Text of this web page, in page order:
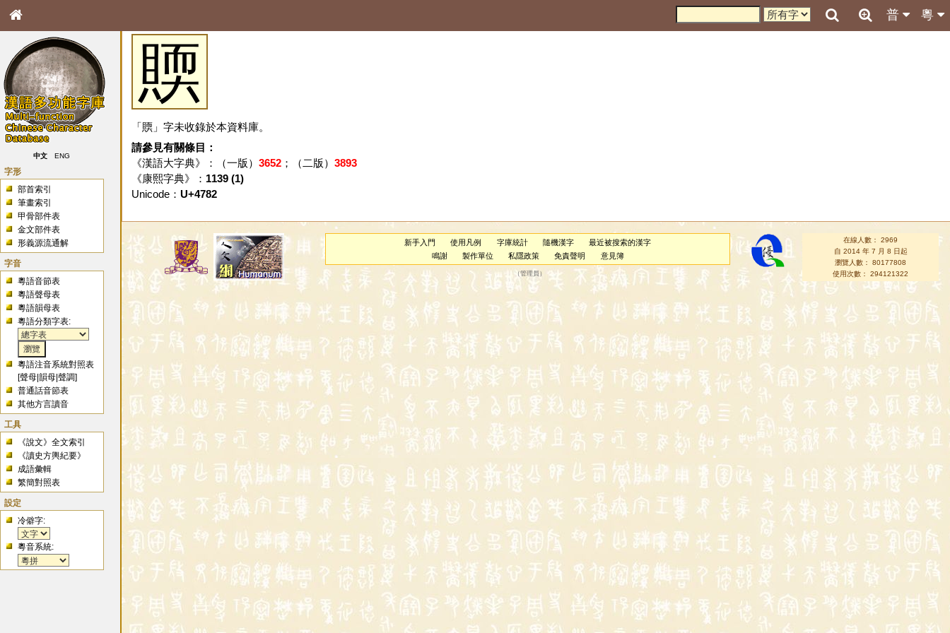
粵
普
中文 ENG
字形
部首索引
筆畫索引
甲骨部件表
金文部件表
形義源流通解
字音
粵語音節表
粵語聲母表
粵語韻母表
粵語分類字表:
粵語注音系統對照表
[聲母 |韻母 |聲調]
普通話音節表
其他方言讀音
工具
《說文》全文索引
《讀史方輿紀要》
成語彙輯
繁簡對照表
設定
冷僻字:
粵音系統:
䞂
「䞂」字未收錄於本資料庫。
請參見有關條目：
《漢語大字典》：（一版） 3652；（二版） 3893
《康熙字典》： 1139 (1)
Unicode： U+4782
新手入門 使用凡例 字庫統計 隨機漢字
最近被搜索的漢字
鳴謝
製作單位 私隱政策 免責聲明 意見簿
（管理員 ）
在線人數： 2969
自 2014 年 7 月 8 日起
瀏覽人數： 80177808
使用次數： 294121322